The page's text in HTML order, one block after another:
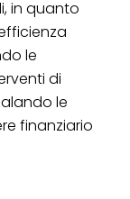
in quanto
le
di
le
finanziario